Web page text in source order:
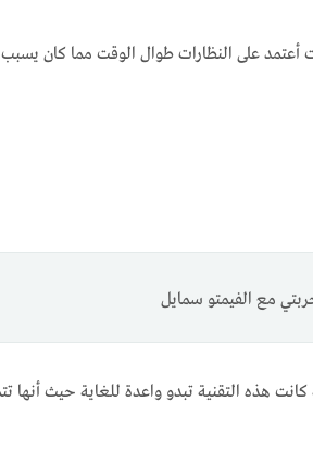
على النظارات طوال الوقت مما كان يسبب
مع الفيمتو سمايل
التقنية تبدو واعدة للغاية حيث أنها